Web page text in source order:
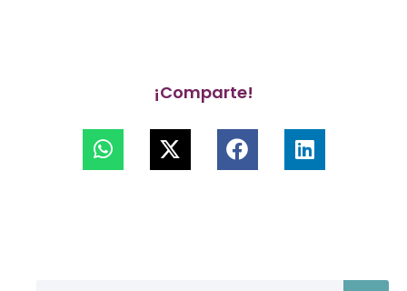
¡Comparte!